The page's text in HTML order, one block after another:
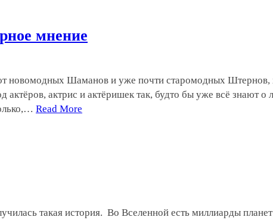
мнение
новомодных Шаманов и уже почти старомодных Штернов,
актрис и актёришек так, будто бы уже всё знают о
Read More
такая история. Во Вселенной есть миллиарды